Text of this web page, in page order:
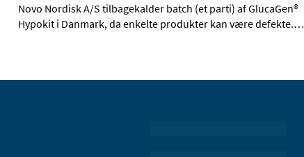
Novo Nordisk A/S tilbagekalder batch (et parti) af GlucaGen®
Hypokit i Danmark, da enkelte produkter kan være defekte.…